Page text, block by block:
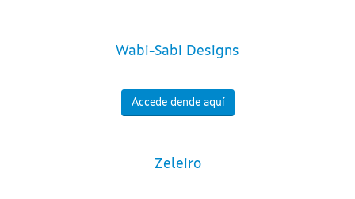
Wabi-Sabi Designs
Accede dende aquí
Zeleiro